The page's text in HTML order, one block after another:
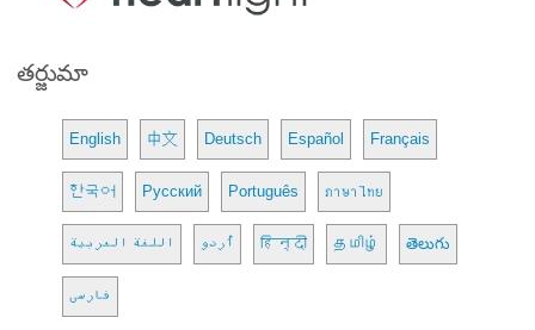
తర్జుమా
English 中文 Deutsch Español Français
한국어 Русский Português ภาษาไทย
اللغة العربية اُردو हिन्दी தமிழ் తెలుగు
فارسی